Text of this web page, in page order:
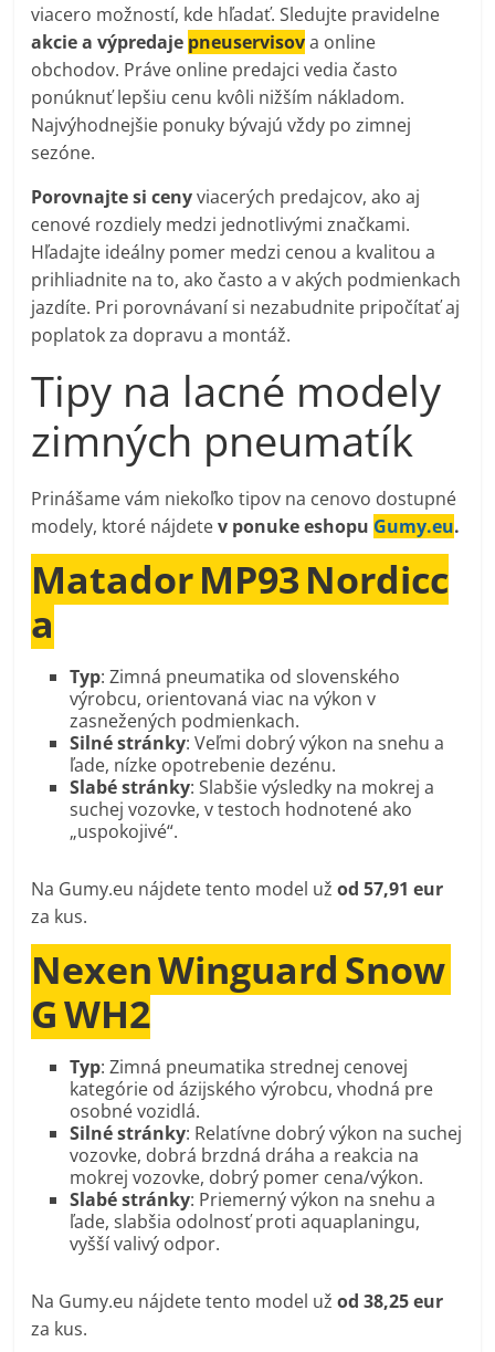
viacero možností, kde hľadať. Sledujte pravidelne
akcie a výpredaje pneuservisova online
obchodov. Práve online predajci vedia často
ponúknuť lepšiu cenu kvôli nižším nákladom.
Najvýhodnejšie ponuky bývajú vždy po zimnej
sezóne.
Porovnajte si cenyviacerých predajcov, ako aj
cenové rozdiely medzi jednotlivými značkami.
Hľadajte ideálny pomer medzi cenou a kvalitou a
prihliadnite na to, ako často a v akých podmienkach
jazdíte. Pri porovnávaní si nezabudnite pripočítať aj
poplatok za dopravu a montáž.
Tipy na lacné modely
zimných pneumatík
Prinášame vám niekoľko tipov na cenovo dostupné
modely, ktoré nájdetev ponuke eshopu Gumy.eu.
Matador MP93 Nordicc
a
Typ: Zimná pneumatika od slovenského
výrobcu, orientovaná viac na výkon v
zasnežených podmienkach.
Silné stránky: Veľmi dobrý výkon na snehu a
ľade, nízke opotrebenie dezénu.
Slabé stránky: Slabšie výsledky na mokrej a
suchej vozovke, v testoch hodnotené ako
„uspokojivé“.
Na Gumy.eu nájdete tento model užod 57,91 eur
za kus.
Nexen Winguard Snow
G WH2
Typ: Zimná pneumatika strednej cenovej
kategórie od ázijského výrobcu, vhodná pre
osobné vozidlá.
Silné stránky: Relatívne dobrý výkon na suchej
vozovke, dobrá brzdná dráha a reakcia na
mokrej vozovke, dobrý pomer cena/výkon.
Slabé stránky: Priemerný výkon na snehu a
ľade, slabšia odolnosť proti aquaplaningu,
vyšší valivý odpor.
Na Gumy.eu nájdete tento model užod 38,25 eur
za kus.